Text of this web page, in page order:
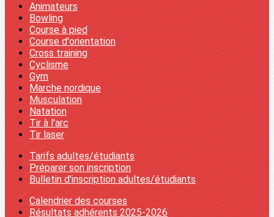
Animateurs
Bowling
Course à pied
Course d'orientation
Cross training
Cyclisme
Gym
Marche nordique
Musculation
Natation
Tir à l'arc
Tir laser
Tarifs adultes/étudiants
Préparer son inscription
Bulletin d'inscription adultes/étudiants
Calendrier des courses
Résultats adhérents 2025-2026